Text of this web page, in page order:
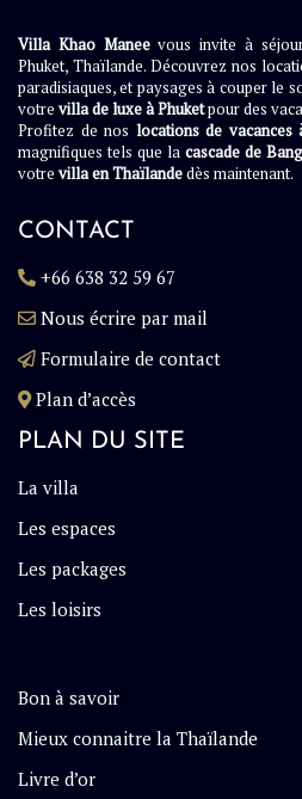
Villa Khao Maneevous invite à
Phuket, Thaïlande. Découvrez nos
paradisiaques, et paysages à couper le
votre villa de luxe à Phuketpour des
Profitez de nos locations de vacances
magnifiques tels que la cascade de
votre villa en Thaïlandedès maintenant.
CONTACT
+66 638 32 59 67
Nous écrire par mail
Formulaire de contact
Plan d’accès
PLAN DU SITE
La villa
Les espaces
Les packages
Les loisirs
Bon à savoir
Mieux connaitre la Thaïlande
Livre d’or